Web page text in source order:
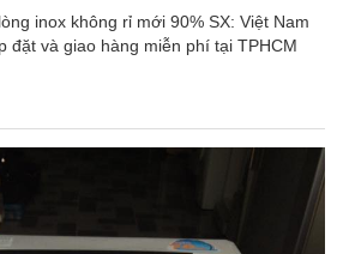
inox không rỉ mới 90% SX: Việt Nam
đặt và giao hàng miễn phí tại TPHCM